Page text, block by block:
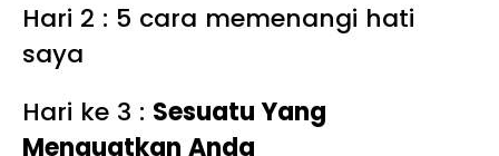
Hari 2 : 5 cara memenangi hati
saya
Hari ke 3 : Sesuatu Yang
Menguatkan Anda